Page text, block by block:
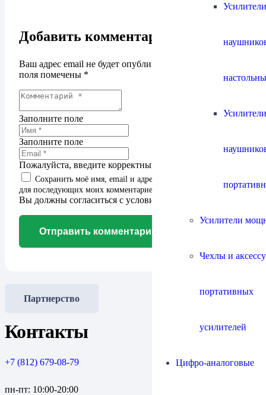
Усилители
Чехлы и
портативных
усилителей
Цифро-аналоговые
Добавить комментарий
Ваш адрес email не будет опубликован.
поля помечены *
Заполните поле
Заполните поле
Пожалуйста, введите корректный адрес email.
Сохранить моё имя, email и адрес сайта в этом браузере
для последующих моих комментариев.
Вы должны согласиться с условиями для продолжения
Отправить комментарий
Партнерство
Контакты
+7 (812) 679-08-79
пн-пт: 10:00-20:00